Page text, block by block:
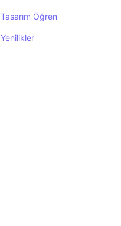
Tasarım Öğren
Yenilikler